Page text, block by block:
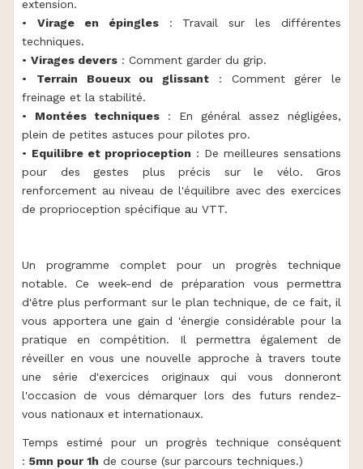
extension.
• Virage en épingles: Travail sur les différentes
techniques.
• Virages devers : Comment garder du grip.
• Terrain Boueux ou glissant : Comment gérer le
freinage et la stabilité.
• Montées techniques : En général assez négligées,
plein de petites astuces pour pilotes pro.
• Equilibre et proprioception : De meilleures sensations
pour des gestes plus précis sur le vélo. Gros
renforcement au niveau de l'équilibre avec des exercices
de proprioception spécifique au VTT.
Un programme complet pour un progrès technique
notable. Ce week-end de préparation vous permettra
d'être plus performant sur le plan technique, de ce fait, il
vous apportera une gain d 'énergie considérable pour la
pratique en compétition. Il permettra également de
réveiller en vous une nouvelle approche à travers toute
une série d'exercices originaux qui vous donneront
l'occasion de vous démarquer lors des futurs rendez-
vous nationaux et internationaux.
Temps estimé pour un progrès technique conséquent
: 5mn pour 1h de course (sur parcours techniques.)